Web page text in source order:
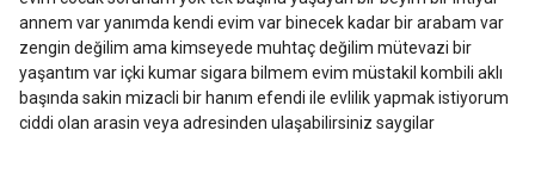
annem var yanımda kendi evim var binecek kadar bir arabam var
zengin değilim ama kimseyede muhtaç değilim mütevazi bir
yaşantım var içki kumar sigara bilmem evim müstakil kombili aklı
başında sakin mizacli bir hanım efendi ile evlilik yapmak istiyorum
ciddi olan arasin veya adresinden ulaşabilirsiniz saygilar